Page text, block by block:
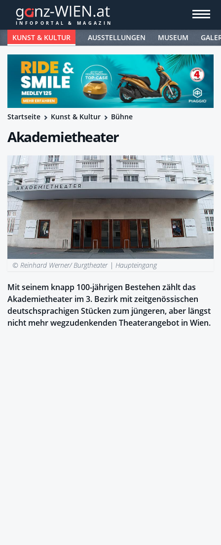
KUNST & KULTUR AUSSTELLUNGEN MUSEUM
Startseite Kunst & Kultur Bühne
Akademietheater
© Reinhard Werner/ Burgtheater | Haupteingang
Mit seinem knapp 100-jährigen Bestehen zählt das
Akademietheater im 3. Bezirk mit zeitgenössischen
deutschsprachigen Stücken zum jüngeren, aber längst
nicht mehr wegzudenkenden Theaterangebot in Wien.